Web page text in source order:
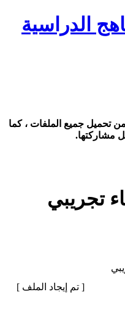
الدراسية
تحميل جميع الملفات ، كما
مشاركتها.
تجريبي
[ تم إيجاد الملف ]